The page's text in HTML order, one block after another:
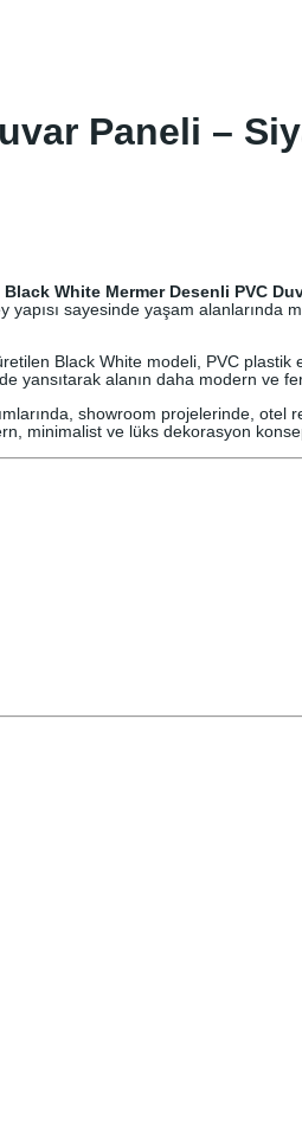
₺
1
2
0
,
0
0
₺
1
0
0
,
0
0
Paneli –
Black White Mermer Desenli PVC
sayesinde yaşam alanlarında
Black White modeli, PVC plastik
yansıtarak alanın daha modern ve
showroom projelerinde, otel
minimalist ve lüks dekorasyon